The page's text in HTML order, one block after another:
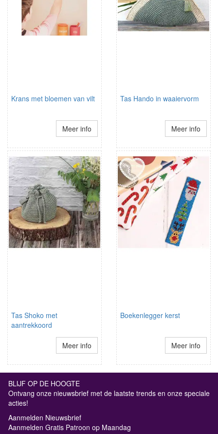
Krans met bloemen van vilt
Meer info
Tas Hando in waaiervorm
Meer info
Tas Shoko met
aantrekkoord
Meer info
Boekenlegger kerst
Meer info
BLIJF OP DE HOOGTE
Ontvang onze nieuwsbrief met de laatste trends en onze speciale
acties!
Aanmelden Nieuwsbrief
Aanmelden Gratis Patroon op Maandag